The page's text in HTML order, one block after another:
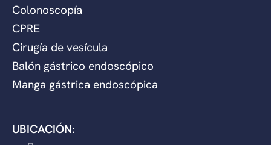
Colonoscopía
CPRE
Cirugía de vesícula
Balón gástrico endoscópico
Manga gástrica endoscópica
UBICACIÓN: